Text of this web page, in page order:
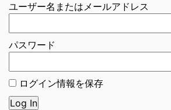
ユーザー名またはメールアドレス
パスワード
ログイン情報を保存